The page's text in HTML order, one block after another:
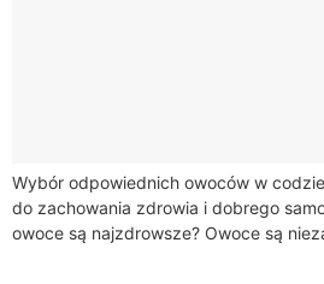
Wybór odpowiednich owoców w
do zachowania zdrowia i dobrego
owoce są najzdrowsze? Owoce są